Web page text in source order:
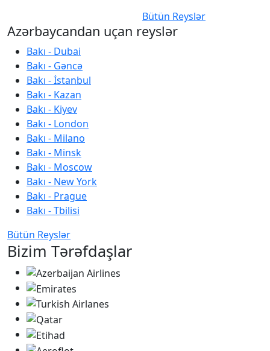
Bütün Reyslər
Azərbaycandan uçan reyslər
Bakı - Dubai
Bakı - Gəncə
Bakı - İstanbul
Bakı - Kazan
Bakı - Kiyev
Bakı - London
Bakı - Milano
Bakı - Minsk
Bakı - Moscow
Bakı - New York
Bakı - Prague
Bakı - Tbilisi
Bütün Reyslər
Bizim Tərəfdaşlar